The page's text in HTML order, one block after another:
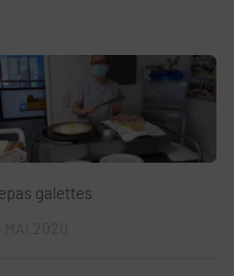
galettes